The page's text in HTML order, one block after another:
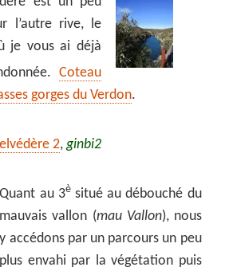
l’autre rive, le
je vous ai déjà
Coteau
gorges du Verdon.
2,ginbi2
Quant au 3èsitué au débouché du
mauvais vallon (mau Vallon), nous
y accédons par un parcours un peu
plus envahi par la végétation puis